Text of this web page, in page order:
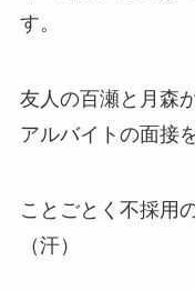
す。
友人の百瀬と月森
アルバイトの面接
ことごとく不採用
（汗）